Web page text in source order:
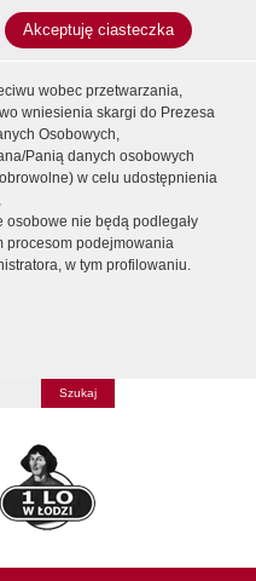
Akceptuję ciasteczka
wobec przetwarzania,
wniesienia skargi do Prezesa
Osobowych,
Panią danych osobowych
w celu udostępnienia
osobowe nie będą podlegały
procesom podejmowania
w tym profilowaniu.